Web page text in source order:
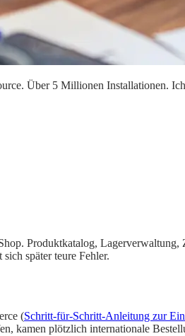
Über 5 Millionen Installationen.
Produktkatalog,
später teure Fehler.
(Schritt-für-Schritt-Anleitung zur
kamen plötzlich internationale